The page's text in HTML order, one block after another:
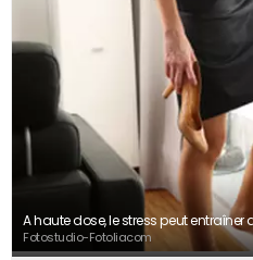
A haute dose, le stress peut entraîner
Fotostudio-Fotoliacom